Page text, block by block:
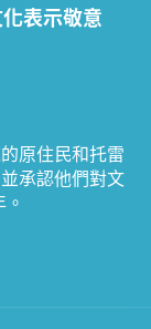
表示敬意
原住民和托雷
承認他們對文